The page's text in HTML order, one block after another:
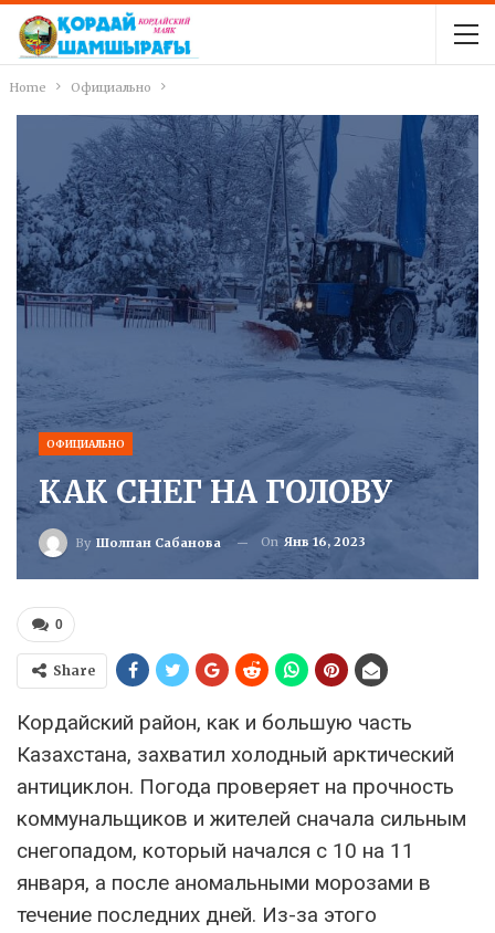
Home Официально
ОФИЦИАЛЬНО
КАК СНЕГ НА ГОЛОВУ
By Шолпан Сабанова On Янв 16, 2023
0
Share
Кордайский район, как и большую часть
Казахстана, захватил холодный арктический
антициклон. Погода проверяет на прочность
коммунальщиков и жителей сначала сильным
снегопадом, который начался с 10 на 11
января, а после аномальными морозами в
течение последних дней. Из-за этого